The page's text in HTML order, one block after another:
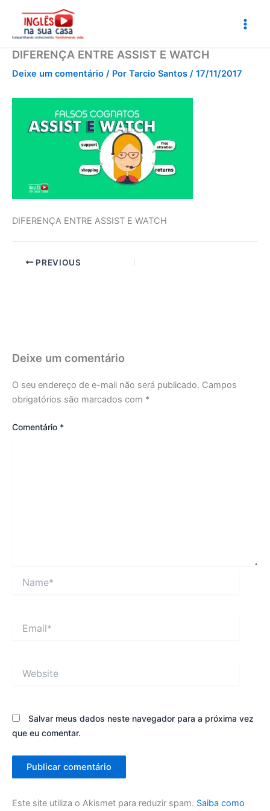
conteúdo
DIFERENÇA ENTRE ASSIST E WATCH
Deixe um comentário / Por Tarcio Santos / 17/11/2017
DIFERENÇA ENTRE ASSIST E WATCH
PREVIOUS
Deixe um comentário
O seu endereço de e-mail não será publicado. Campos
obrigatórios são marcados com *
Comentário *
Salvar meus dados neste navegador para a próxima vez
que eu comentar.
Este site utiliza o Akismet para reduzir spam. Saiba como